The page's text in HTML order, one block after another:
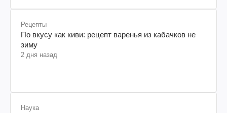
Рецепты
По вкусу как киви: рецепт варенья из кабачков не
зиму
2 дня назад
Наука